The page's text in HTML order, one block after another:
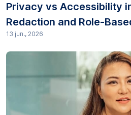
Legal (108)
Investigación de mercado
Productividad (5)
Investigación (64)
Privacy vs Accessibility
Redaction and Role-
13 jun., 2026